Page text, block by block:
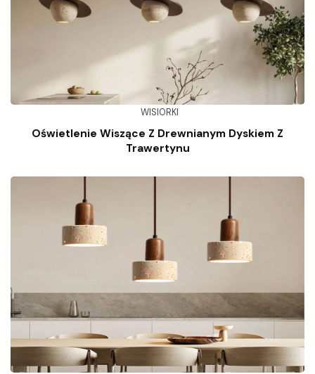
WISIORKI
Oświetlenie Wiszące Z Drewnianym Dyskiem Z
Trawertynu